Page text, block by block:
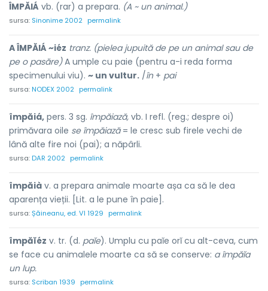
ÎMPĂIÁ vb. (rar) a prepara. (A ~ un animal.)
sursa: Sinonime 2002 permalink
A ÎMPĂIÁ ~iéz tranz. (pielea jupuită de pe un animal sau de
pe o pasăre)A umple cu paie (pentru a-i reda forma
specimenului viu). ~ un vultur. /în+ pai
sursa:NODEX 2002 permalink
împăiá, pers. 3 sg. împăiază, vb. I refl. (reg.; despre oi)
primăvara oile se împăiază= le cresc sub firele vechi de
lână alte fire noi (pai); a năpârli.
sursa:DAR 2002 permalink
împăià v. a prepara animale moarte așa ca să le dea
aparența vieții. [Lit. a le pune în paie].
sursa:Șăineanu, ed. VI 1929 permalink
împăĭéz v. tr. (d. paĭe). Umplu cu paĭe orĭ cu alt-ceva, cum
se face cu animalele moarte ca să se conserve: a împăĭa
un lup.
sursa: Scriban 1939 permalink